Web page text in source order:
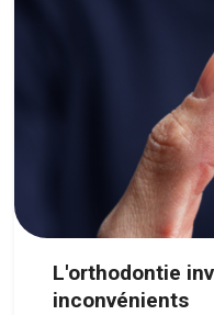
L'orthodontie
inconvénients